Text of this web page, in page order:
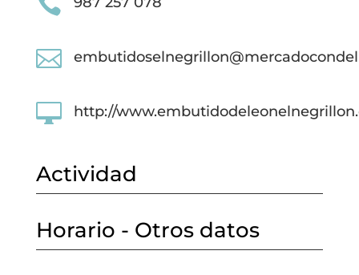

 http://
Actividad
Horario - Otros datos